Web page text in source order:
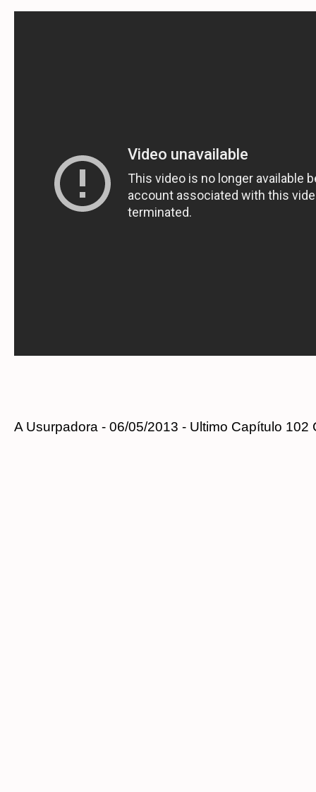
A Usurpadora - 06/05/2013 - Ultimo Capítulo 102